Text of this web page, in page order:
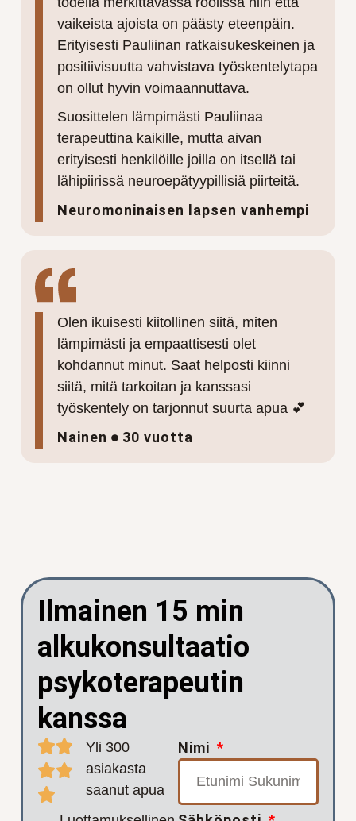
vaikeista ajoista on päästy eteenpäin.
Erityisesti Pauliinan ratkaisukeskeinen ja
positiivisuutta vahvistava työskentelytapa
on ollut hyvin voimaannuttava.
Suosittelen lämpimästi Pauliinaa
terapeuttina kaikille, mutta aivan
erityisesti henkilöille joilla on itsellä tai
lähipiirissä neuroepätyypillisiä piirteitä.
Neuromoninaisen lapsen vanhempi
Olen ikuisesti kiitollinen siitä, miten
lämpimästi ja empaattisesti olet
kohdannut minut. Saat helposti kiinni
siitä, mitä tarkoitan ja kanssasi
työskentely on tarjonnut suurta apua 💕
Nainen 30 vuotta
Ilmainen 15 min
alkukonsultaatio
psykoterapeutin
kanssa
Yli 300
asiakasta
saanut apua
Nimi